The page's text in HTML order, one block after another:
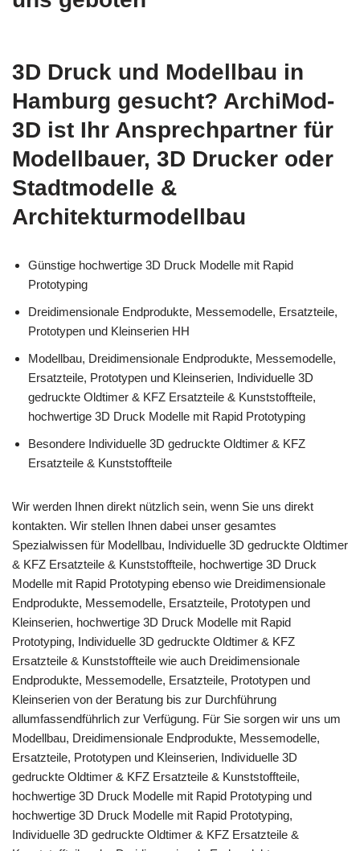
3D Druck und Modellbau in
Hamburg gesucht? ArchiMod-
3D ist Ihr Ansprechpartner für
Modellbauer, 3D Drucker oder
Stadtmodelle &
Architekturmodellbau
Günstige hochwertige 3D Druck Modelle mit Rapid
Prototyping
Dreidimensionale Endprodukte, Messemodelle, Ersatzteile,
Prototypen und Kleinserien HH
Modellbau, Dreidimensionale Endprodukte, Messemodelle,
Ersatzteile, Prototypen und Kleinserien, Individuelle 3D
gedruckte Oldtimer & KFZ Ersatzteile & Kunststoffteile,
hochwertige 3D Druck Modelle mit Rapid Prototyping
Besondere Individuelle 3D gedruckte Oldtimer & KFZ
Ersatzteile & Kunststoffteile
Wir werden Ihnen direkt nützlich sein, wenn Sie uns direkt
kontakten. Wir stellen Ihnen dabei unser gesamtes
Spezialwissen für Modellbau, Individuelle 3D gedruckte Oldtimer
& KFZ Ersatzteile & Kunststoffteile, hochwertige 3D Druck
Modelle mit Rapid Prototyping ebenso wie Dreidimensionale
Endprodukte, Messemodelle, Ersatzteile, Prototypen und
Kleinserien, hochwertige 3D Druck Modelle mit Rapid
Prototyping, Individuelle 3D gedruckte Oldtimer & KFZ
Ersatzteile & Kunststoffteile wie auch Dreidimensionale
Endprodukte, Messemodelle, Ersatzteile, Prototypen und
Kleinserien von der Beratung bis zur Durchführung
allumfassendführlich zur Verfügung. Für Sie sorgen wir uns um
Modellbau, Dreidimensionale Endprodukte, Messemodelle,
Ersatzteile, Prototypen und Kleinserien, Individuelle 3D
gedruckte Oldtimer & KFZ Ersatzteile & Kunststoffteile,
hochwertige 3D Druck Modelle mit Rapid Prototyping und
hochwertige 3D Druck Modelle mit Rapid Prototyping,
Individuelle 3D gedruckte Oldtimer & KFZ Ersatzteile &